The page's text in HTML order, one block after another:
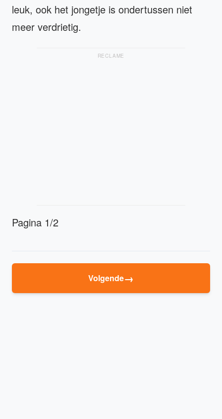
leuk, ook het jongetje is ondertussen niet
meer verdrietig.
RECLAME
Pagina 1/2
Volgende→